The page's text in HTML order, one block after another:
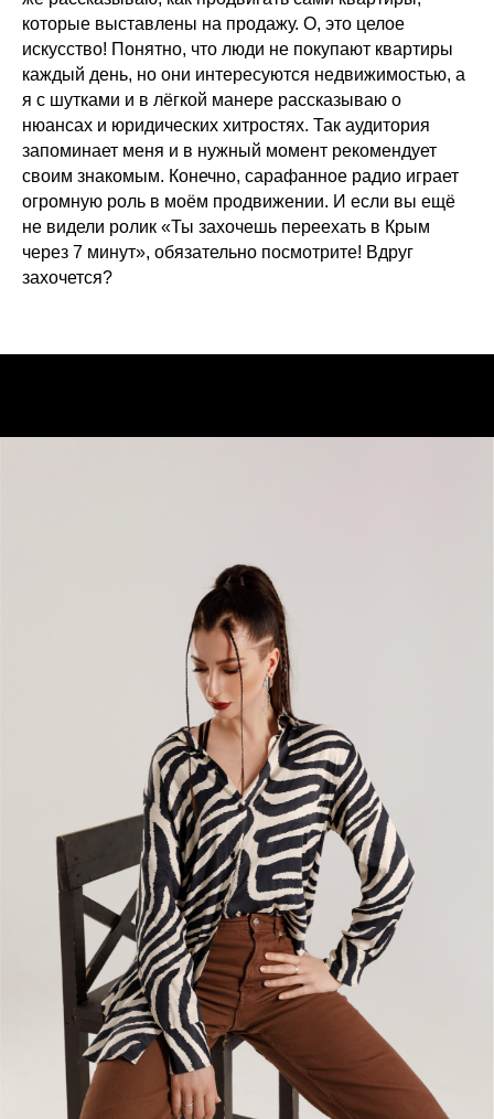
которые выставлены на продажу. О, это целое
искусство! Понятно, что люди не покупают квартиры
каждый день, но они интересуются недвижимостью, а
я с шутками и в лёгкой манере рассказываю о
нюансах и юридических хитростях. Так аудитория
запоминает меня и в нужный момент рекомендует
своим знакомым. Конечно, сарафанное радио играет
огромную роль в моём продвижении. И если вы ещё
не видели ролик «Ты захочешь переехать в Крым
через 7 минут», обязательно посмотрите! Вдруг
захочется?